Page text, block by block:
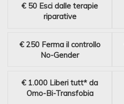
€ 50 Esci dalle terapie
riparative
€ 250 Ferma il controllo
No-Gender
€ 1.000 Liberi tutt* da
Omo-Bi-Transfobia